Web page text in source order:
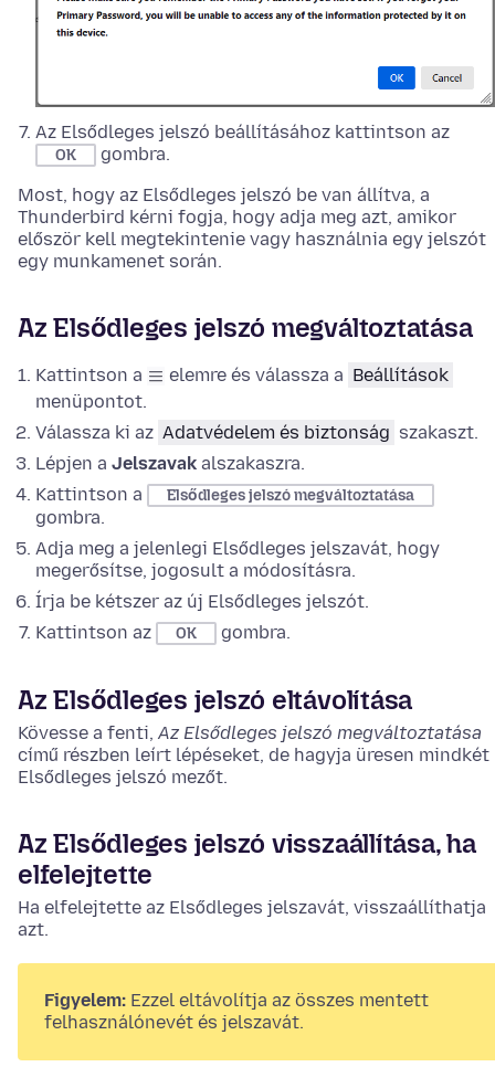
Az Elsődleges jelszó beállításához kattintson az
OK
gombra.
Most, hogy az Elsődleges jelszó be van állítva, a
Thunderbird kérni fogja, hogy adja meg azt, amikor
először kell megtekintenie vagy használnia egy jelszót
egy munkamenet során.
Az Elsődleges jelszó megváltoztatása
Kattintson a elemre és válassza a Beállítások
menüpontot.
Válassza ki az Adatvédelem és biztonság szakaszt.
Lépjen a Jelszavak alszakaszra.
Kattintson a
Elsődleges jelszó megváltoztatása
gombra.
Adja meg a jelenlegi Elsődleges jelszavát, hogy
megerősítse, jogosult a módosításra.
Írja be kétszer az új Elsődleges jelszót.
Kattintson az
OK gombra.
Az Elsődleges jelszó eltávolítása
Kövesse a fenti, Az Elsődleges jelszó megváltoztatása
című részben leírt lépéseket, de hagyja üresen mindkét
Elsődleges jelszó mezőt.
Az Elsődleges jelszó visszaállítása, ha
elfelejtette
Ha elfelejtette az Elsődleges jelszavát, visszaállíthatja
azt.
Figyelem: Ezzel eltávolítja az összes mentett
felhasználónevét és jelszavát.